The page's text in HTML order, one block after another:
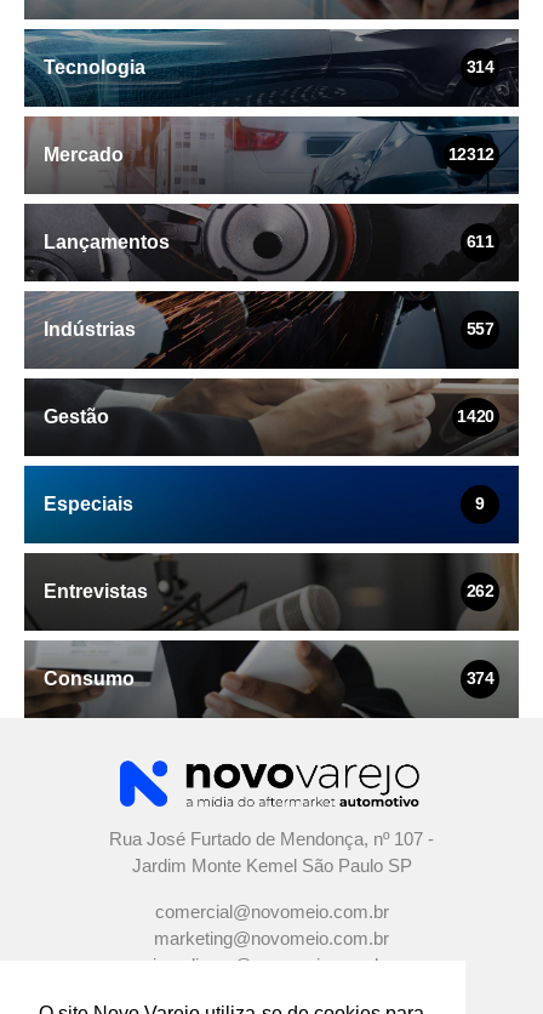
Tecnologia 314
Mercado 12312
Lançamentos 611
Indústrias 557
Gestão 1420
Especiais 9
Entrevistas 262
Consumo 374
Rua José Furtado de Mendonça, nº 107 -
Jardim Monte Kemel São Paulo SP
comercial@novomeio.com.br
marketing@novomeio.com.br
jornalismo@novomeio.com.br